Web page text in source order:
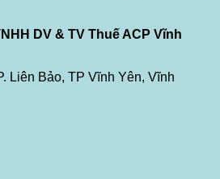
DV & TV Thuế ACP Vĩnh
Liên Bảo, TP Vĩnh Yên, Vĩnh